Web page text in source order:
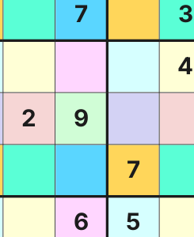
7 3
4
2 9
7
6 5